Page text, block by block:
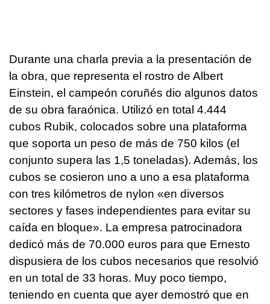
Durante una charla previa a la presentación de
la obra, que representa el rostro de Albert
Einstein, el campeón coruñés dio algunos datos
de su obra faraónica. Utilizó en total 4.444
cubos Rubik, colocados sobre una plataforma
que soporta un peso de más de 750 kilos (el
conjunto supera las 1,5 toneladas). Además, los
cubos se cosieron uno a uno a esa plataforma
con tres kilómetros de nylon «en diversos
sectores y fases independientes para evitar su
caída en bloque». La empresa patrocinadora
dedicó más de 70.000 euros para que Ernesto
dispusiera de los cubos necesarios que resolvió
en un total de 33 horas. Muy poco tiempo,
teniendo en cuenta que ayer demostró que en